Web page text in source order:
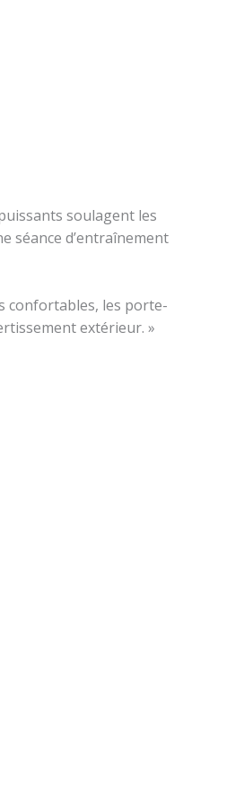
soulagent les
séance d’entraînement
confortables, les porte-
extérieur. »